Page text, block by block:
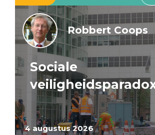
4 augustus 2026
Robbert Coops
Sociale